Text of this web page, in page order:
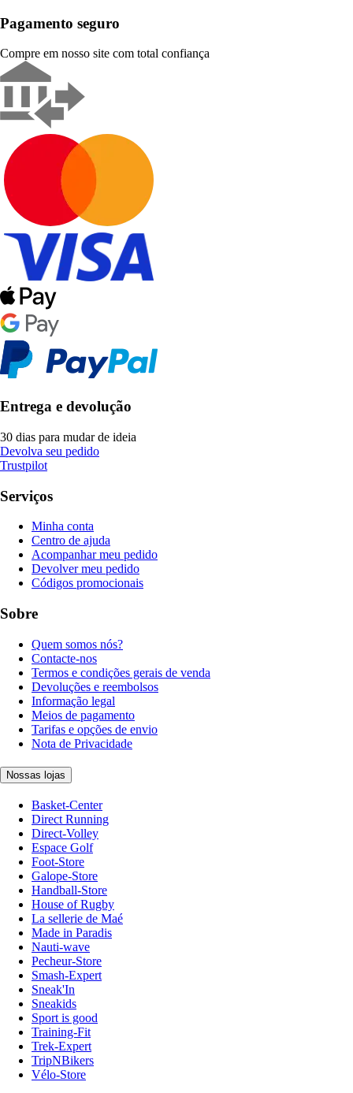
Pagamento seguro
Compre em nosso site com total confiança
Entrega e devolução
30 dias para mudar de ideia
Devolva seu pedido
Trustpilot
Serviços
Minha conta
Centro de ajuda
Acompanhar meu pedido
Devolver meu pedido
Códigos promocionais
Sobre
Quem somos nós?
Contacte-nos
Termos e condições gerais de venda
Devoluções e reembolsos
Informação legal
Meios de pagamento
Tarifas e opções de envio
Nota de Privacidade
Nossas lojas
Basket-Center
Direct Running
Direct-Volley
Espace Golf
Foot-Store
Galope-Store
Handball-Store
House of Rugby
La sellerie de Maé
Made in Paradis
Nauti-wave
Pecheur-Store
Smash-Expert
Sneak'In
Sneakids
Sport is good
Training-Fit
Trek-Expert
TripNBikers
Vélo-Store